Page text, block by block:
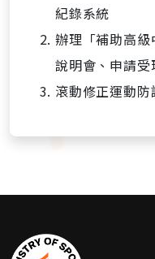
紀錄系統
辦理「補助高級
說明會、申請
滾動修正運動